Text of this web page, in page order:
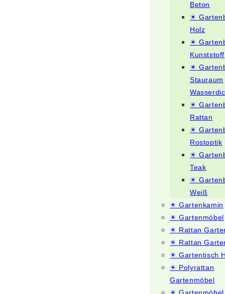
Beton
☀
Holz
☀
Kunststoff
☀
Stauraum
☀
Rattan
☀
Rostoptik
☀
Teak
☀
Weiß
☀ Gartenkamin
☀ Gartenmöbel
☀ Rattan
☀ Rattan
☀ Gartentisch
☀ Polyrattan
Gartenmöbel